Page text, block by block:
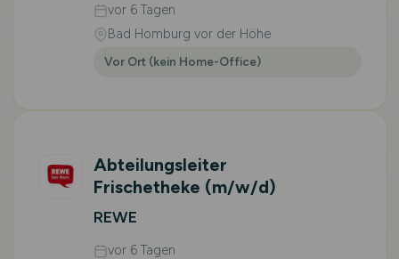
vor 6 Tagen
Bad Homburg vor der Höhe
Vor Ort (kein Home-Office)
Abteilungsleiter
Frischetheke (m/w/d)
REWE
vor 6 Tagen